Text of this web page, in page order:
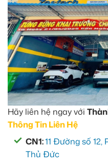
Hãy liên hệ ngay với
Thông Tin Liên Hệ
CN1:11 Đường số 12,
Thủ Đức